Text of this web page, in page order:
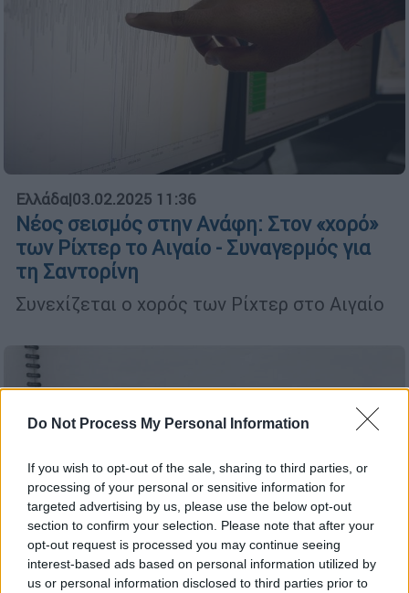
Do Not Process My Personal Information
If you wish to opt-out of the sale, sharing to third parties, or
processing of your personal or sensitive information for
targeted advertising by us, please use the below opt-out
section to confirm your selection. Please note that after your
opt-out request is processed you may continue seeing
interest-based ads based on personal information utilized by
us or personal information disclosed to third parties prior to
Ελλάδα|03.02.2025 11:36
Νέος σεισμός στην Ανάφη: Στον «χορό»
των Ρίχτερ το Αιγαίο - Συναγερμός για
τη Σαντορίνη
Συνεχίζεται ο χορός των Ρίχτερ στο Αιγαίο